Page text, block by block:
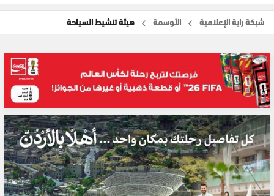
شبكة راية الإعلامية الأوسمة هيئة تنشيط السياحة